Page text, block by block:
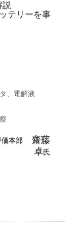
説
テリーを事
、電解液
本部
齋藤
卓氏